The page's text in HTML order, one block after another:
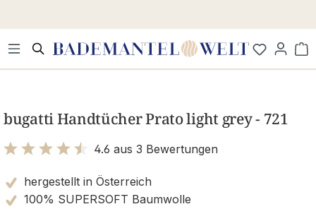
bugatti Handtücher Prato light grey - 721
4.6 aus 3 Bewertungen
hergestellt in Österreich
100% SUPERSOFT Baumwolle